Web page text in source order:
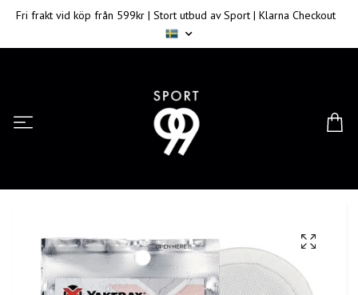
Fri frakt vid köp från 599kr | Stort utbud av Sport | Klarna Checkout